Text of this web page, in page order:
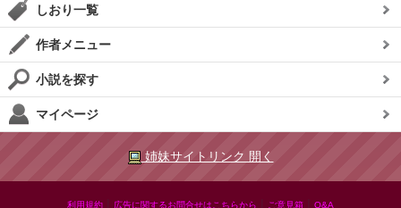
しおり一覧
作者メニュー
小説を探す
マイページ
姉妹サイトリンク 開く
利用規約 広告に関するお問合せはこちらから ご意見箱 Q&A